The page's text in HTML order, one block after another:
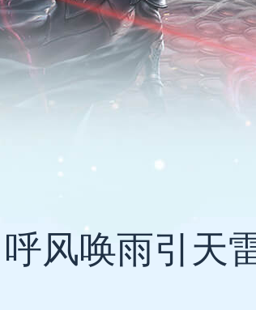
呼风唤雨引天